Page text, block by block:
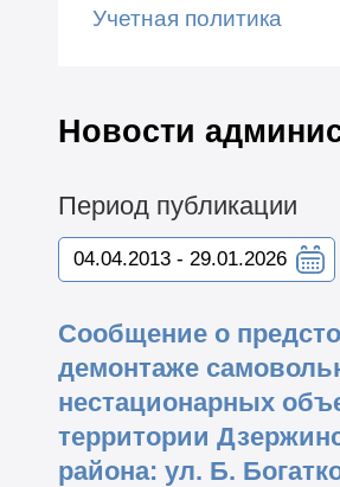
Учетная политика
Новости
Период публикации
Сообщение о
демонтаже
нестационарных
территории
района: ул. Б.